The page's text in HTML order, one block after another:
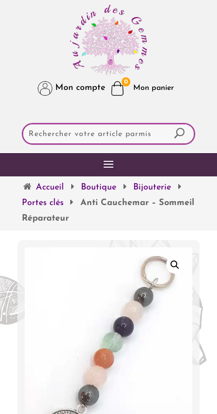
Mon compte
0
Accueil Boutique
Bijouterie
Portes clés
Anti Cauchemar – Sommeil
Réparateur